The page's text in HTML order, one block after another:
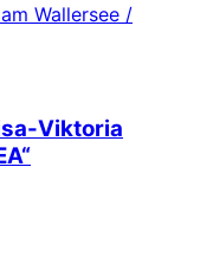
Wallersee /
Viktoria